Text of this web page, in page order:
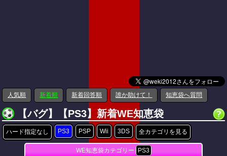
人気順 新着順 新着回答順 誰か助けて！ 知恵袋へ質問
【バグ】【PS3】新着WE知恵袋
ハード指定なし PS3 PSP Wii 3DS 全カテゴリを見る
WE知恵袋カテゴリー PS3